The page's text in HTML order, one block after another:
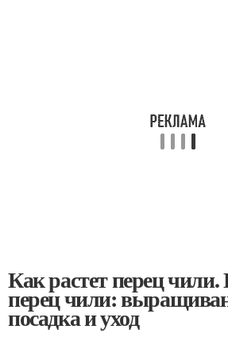
Как растет перец
перец чили:
посадка и уход